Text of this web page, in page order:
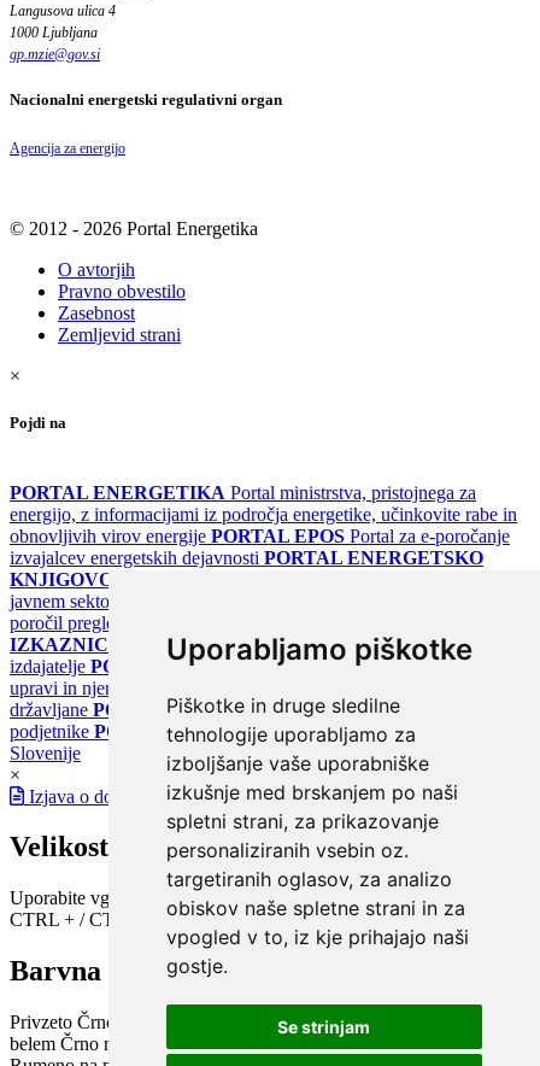
Uporabljamo piškotke
Piškotke in druge sledilne
tehnologije uporabljamo za
izboljšanje vaše uporabniške
izkušnje med brskanjem po naši
spletni strani, za prikazovanje
personaliziranih vsebin oz.
targetiranih oglasov, za analizo
obiskov naše spletne strani in za
vpogled v to, iz kje prihajajo naši
gostje.
Se strinjam
Langusova ulica 4
1000 Ljubljana
gp.mzie@gov.si
Nacionalni energetski regulativni organ
Agencija za energijo
© 2012 - 2026 Portal Energetika
O avtorjih
Pravno obvestilo
Zasebnost
Zemljevid strani
×
Pojdi na
PORTAL ENERGETIKA Portal ministrstva, pristojnega za
energijo, z informacijami iz področja energetike, učinkovite rabe in
obnovljivih virov energije PORTAL EPOS Portal za e-poročanje
izvajalcev energetskih dejavnosti PORTAL ENERGETSKO
KNJIGOVODSTVO
javnem sektorju
poročil pregledov klimatskih sistemov
IZKAZNICE
Register energetskih izkaznic - za izdelovalce in
izdajatelje PORTAL GOV.SI Osrednje spletno mesto o državni
upravi in njenih storitvah
državljane PORTAL SPOT Državni portal za podjetja in
podjetnike PORTAL OPSI Državni portal odprtih podatkov
Slovenije
×
Izjava o dostopnosti
Velikost pisave
Uporabite vgrajeno funkcijo brskalnika
CTRL + / CTRL -
Barvna shema
Privzeto Črno na belem Belo na črnem Črno na bež
belem Črno na zelenem
Modro na rumenem